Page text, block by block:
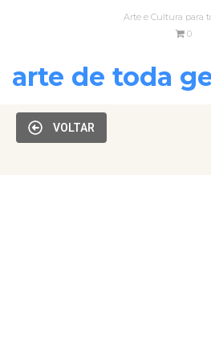
Arte e Cultura para
0
arte de toda
VOLTAR